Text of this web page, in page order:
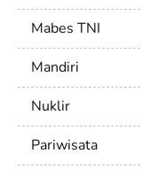
Mabes TNI
Mandiri
Nuklir
Pariwisata